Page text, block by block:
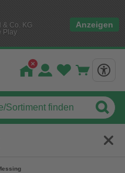
& Co. KG
Play
Anzeigen